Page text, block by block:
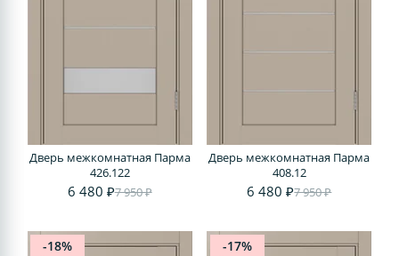
Дверь межкомнатная Парма
426.122
6 480 ₽7 950 ₽
Дверь межкомнатная Парма
408.12
6 480 ₽7 950 ₽
-18% -17%